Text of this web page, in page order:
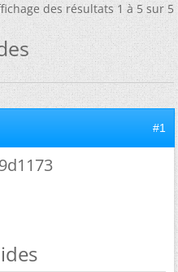
des résultats 1 à 5 sur 5
#1